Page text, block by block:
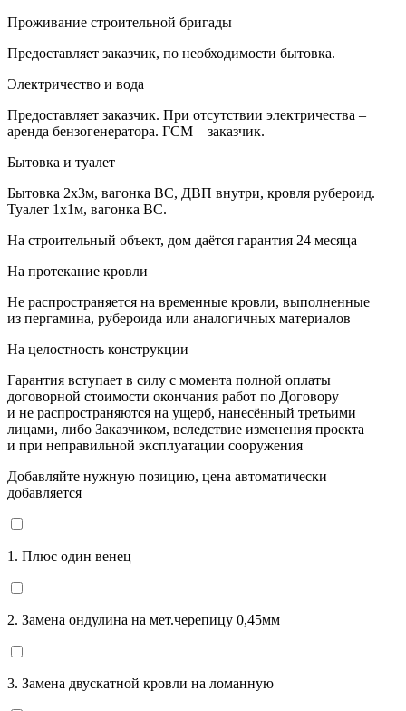
Проживание строительной бригады
Предоставляет заказчик, по необходимости бытовка.
Электричество и вода
Предоставляет заказчик. При отсутствии электричества –
аренда бензогенератора. ГСМ – заказчик.
Бытовка и туалет
Бытовка 2х3м, вагонка ВС, ДВП внутри, кровля рубероид.
Туалет 1х1м, вагонка ВС.
На строительный объект, дом даётся гарантия 24 месяца
На протекание кровли
Не распространяется на временные кровли, выполненные
из пергамина, рубероида или аналогичных материалов
На целостность конструкции
Гарантия вступает в силу с момента полной оплаты
договорной стоимости окончания работ по Договору
и не распространяются на ущерб, нанесённый третьими
лицами, либо Заказчиком, вследствие изменения проекта
и при неправильной эксплуатации сооружения
Добавляйте нужную позицию, цена автоматически
добавляется
1. Плюс один венец
2. Замена ондулина на мет.черепицу 0,45мм
3. Замена двускатной кровли на ломанную